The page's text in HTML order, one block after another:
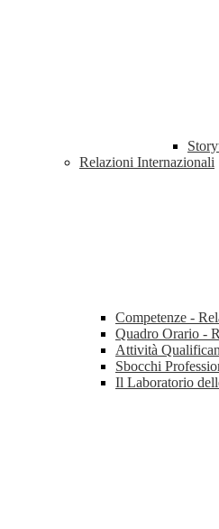
Relazioni Internazionali
Competenze -
Quadro Orario -
Attività
Sbocchi
Il Laboratorio